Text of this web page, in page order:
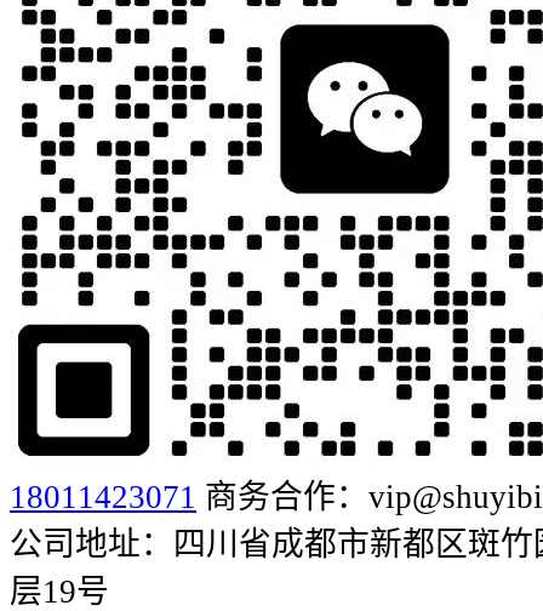
18011423071 商务合作：
公司地址：四川省成都市新都区斑
层19号